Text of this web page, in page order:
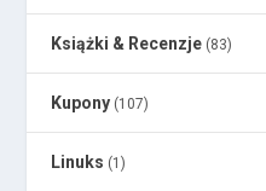
Książki & Recenzje (83)
Kupony (107)
Linuks (1)